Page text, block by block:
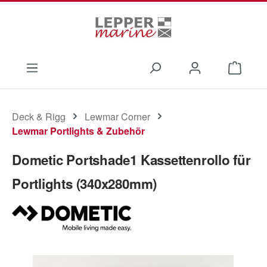
Deck & Rigg
Lewmar Corner
Lewmar Portlights & Zubehör
Dometic Portshade1 Kassettenrollo für
Portlights (340x280mm)